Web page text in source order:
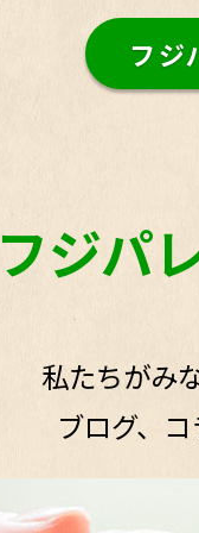
フジ
フジパ
私たちがみ
ブログ、